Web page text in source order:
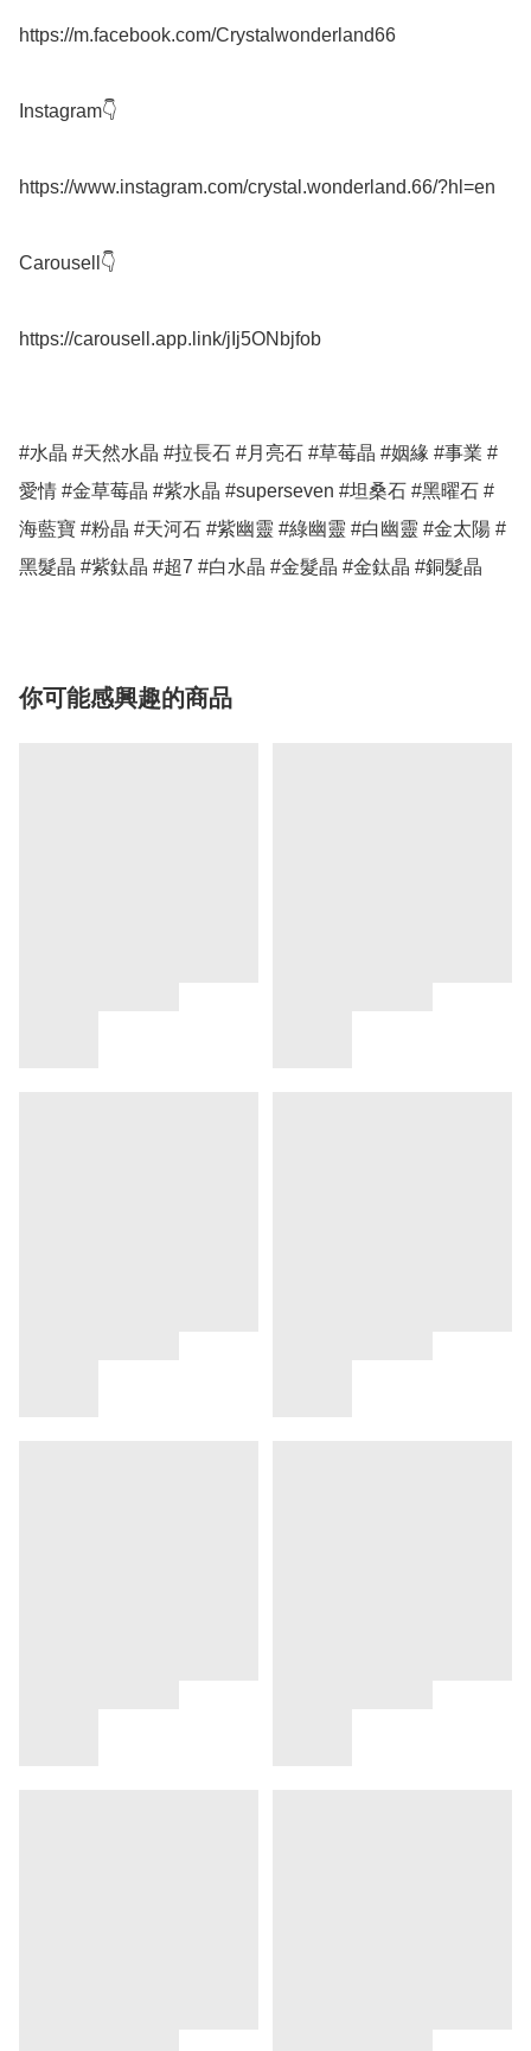
https://m.facebook.com/Crystalwonderland66
Instagram👇
https://www.instagram.com/crystal.wonderland.66/?hl=en
Carousell👇
https://carousell.app.link/jIj5ONbjfob
#水晶 #天然水晶 #拉長石 #月亮石 #草莓晶 #姻緣 #事業 #
愛情 #金草莓晶 #紫水晶 #superseven #坦桑石 #黑曜石 #
海藍寶 #粉晶 #天河石 #紫幽靈 #綠幽靈 #白幽靈 #金太陽 #
你可能感興趣的商品